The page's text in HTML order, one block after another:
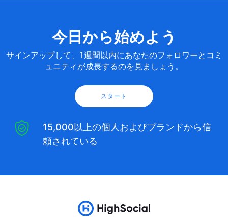
今日から始めよう
サインアップして、1週間以内にあなたのフォロワーとコミ
ュニティが成長するのを見ましょう。
スタート
15,000以上の個人およびブランドから信
頼されている